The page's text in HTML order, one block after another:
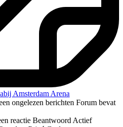
Amsterdam Arena
ongelezen berichten Forum bevat
reactie Beantwoord Actief